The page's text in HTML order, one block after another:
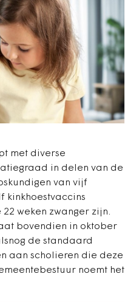
met diverse
in delen van de
van vijf
kinkhoestvaccins
weken zwanger zijn.
bovendien in oktober
de standaard
aan scholieren die deze
noemt het